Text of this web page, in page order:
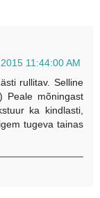
11:44:00 AM
rullitav. Selline
Peale mõningast
ka kindlasti,
tugeva tainas